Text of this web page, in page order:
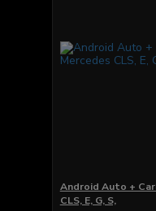
Android Auto +
CLS, E, G, S,